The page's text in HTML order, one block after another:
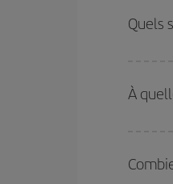
dates et
Quels
vous
mais
À
et des
pourrez